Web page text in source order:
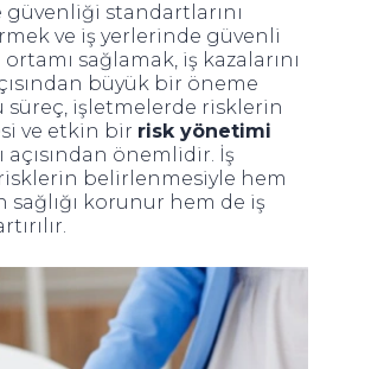
güvenliği standartlarını
ve iş yerlerinde güvenli
sağlamak, iş kazalarını
büyük bir öneme
süreç, işletmelerde risklerin
ve etkin bir risk yönetimi
açısından önemlidir. İş
belirlenmesiyle hem
sağlığı korunur hem de iş